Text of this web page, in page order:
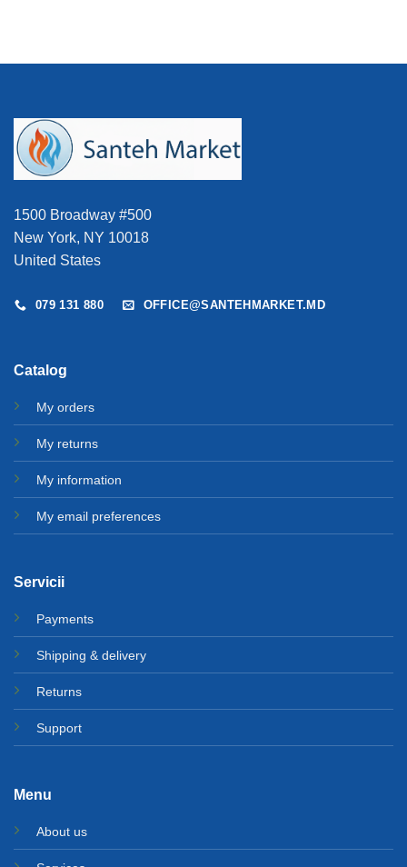
1500 Broadway #500
New York, NY 10018
United States
079 131 880 OFFICE@SANTEHMARKET.MD
Catalog
My orders
My returns
My information
My email preferences
Servicii
Payments
Shipping & delivery
Returns
Support
Menu
About us